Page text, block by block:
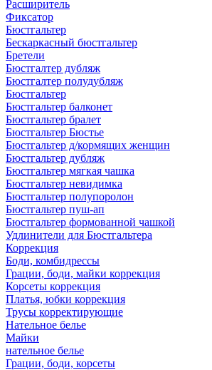
Расширитель
Фиксатор
Бюстгальтер
Бескаркасный бюстгальтер
Бретели
Бюстгалтер дубляж
Бюстгалтер полудубляж
Бюстгальтер
Бюстгальтер балконет
Бюстгальтер бралет
Бюстгальтер Бюстье
Бюстгальтер д/кормящих женщин
Бюстгальтер дубляж
Бюстгальтер мягкая чашка
Бюстгальтер невидимка
Бюстгальтер полупоролон
Бюстгальтер пуш-ап
Бюстгальтер формованной чашкой
Удлинители для Бюстгальтера
Коррекция
Боди, комбидрессы
Грации, боди, майки коррекция
Корсеты коррекция
Платья, юбки коррекция
Трусы корректирующие
Нательное белье
Майки
нательное белье
Грации, боди, корсеты